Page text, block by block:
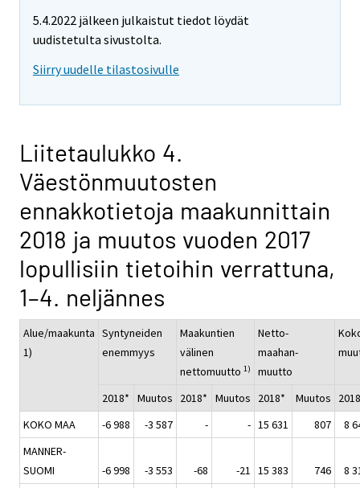
5.4.2022 jälkeen julkaistut tiedot löydät
uudistetulta sivustolta.
Siirry uudelle tilastosivulle
Liitetaulukko 4.
Väestönmuutosten
ennakkotietoja maakunnittain
2018 ja muutos vuoden 2017
lopullisiin tietoihin verrattuna,
1–4. neljännes
Alue/maakunta
1)
Syntyneiden
enemmyys
Maakuntien
välinen
nettomuutto 1)
Netto-
maahan-
muutto
2018* Muutos 2018* Muutos 2018* Muutos
KOKO MAA
-6 988 -3 587 - - 15 631 807
8
MANNER-
SUOMI
-6 998 -3 553 -68 -21 15 383 746
8